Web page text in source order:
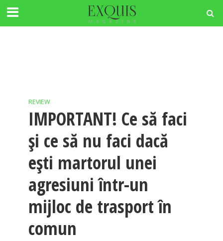
REVIEW
IMPORTANT! Ce să faci
şi ce să nu faci dacă
eşti martorul unei
agresiuni într-un
mijloc de trasport în
comun